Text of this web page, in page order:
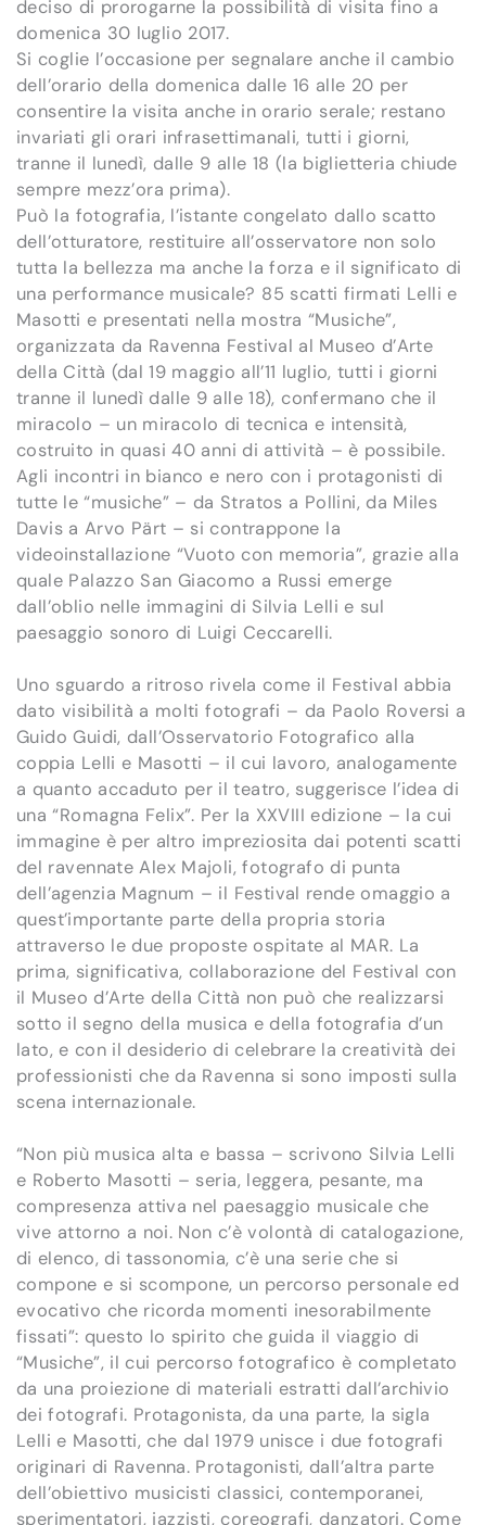
deciso di prorogarne la possibilità di visita fino a
domenica 30 luglio 2017.
Si coglie l’occasione per segnalare anche il cambio
dell’orario della domenica dalle 16 alle 20 per
consentire la visita anche in orario serale; restano
invariati gli orari infrasettimanali, tutti i giorni,
tranne il lunedì, dalle 9 alle 18 (la biglietteria chiude
sempre mezz’ora prima).
Può la fotografia, l’istante congelato dallo scatto
dell’otturatore, restituire all’osservatore non solo
tutta la bellezza ma anche la forza e il significato di
una performance musicale? 85 scatti firmati Lelli e
Masotti e presentati nella mostra “Musiche”,
organizzata da Ravenna Festival al Museo d’Arte
della Città (dal 19 maggio all’11 luglio, tutti i giorni
tranne il lunedì dalle 9 alle 18), confermano che il
miracolo – un miracolo di tecnica e intensità,
costruito in quasi 40 anni di attività – è possibile.
Agli incontri in bianco e nero con i protagonisti di
tutte le “musiche” – da Stratos a Pollini, da Miles
Davis a Arvo Pärt – si contrappone la
videoinstallazione “Vuoto con memoria”, grazie alla
quale Palazzo San Giacomo a Russi emerge
dall’oblio nelle immagini di Silvia Lelli e sul
paesaggio sonoro di Luigi Ceccarelli.
Uno sguardo a ritroso rivela come il Festival abbia
dato visibilità a molti fotografi – da Paolo Roversi a
Guido Guidi, dall’Osservatorio Fotografico alla
coppia Lelli e Masotti – il cui lavoro, analogamente
a quanto accaduto per il teatro, suggerisce l’idea di
una “Romagna Felix”. Per la XXVIII edizione – la cui
immagine è per altro impreziosita dai potenti scatti
del ravennate Alex Majoli, fotografo di punta
dell’agenzia Magnum – il Festival rende omaggio a
quest’importante parte della propria storia
attraverso le due proposte ospitate al MAR. La
prima, significativa, collaborazione del Festival con
il Museo d’Arte della Città non può che realizzarsi
sotto il segno della musica e della fotografia d’un
lato, e con il desiderio di celebrare la creatività dei
professionisti che da Ravenna si sono imposti sulla
scena internazionale.
“Non più musica alta e bassa – scrivono Silvia Lelli
e Roberto Masotti – seria, leggera, pesante, ma
compresenza attiva nel paesaggio musicale che
vive attorno a noi. Non c’è volontà di catalogazione,
di elenco, di tassonomia, c’è una serie che si
compone e si scompone, un percorso personale ed
evocativo che ricorda momenti inesorabilmente
fissati”: questo lo spirito che guida il viaggio di
“Musiche”, il cui percorso fotografico è completato
da una proiezione di materiali estratti dall’archivio
dei fotografi. Protagonista, da una parte, la sigla
Lelli e Masotti, che dal 1979 unisce i due fotografi
originari di Ravenna. Protagonisti, dall’altra parte
dell’obiettivo musicisti classici, contemporanei,
sperimentatori, jazzisti, coreografi, danzatori. Come